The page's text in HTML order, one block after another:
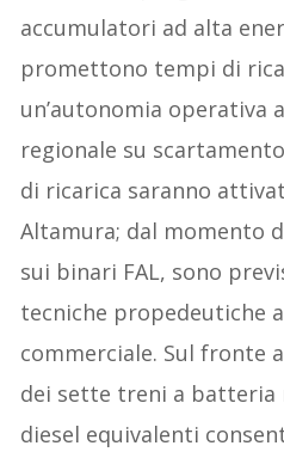
accumulatori ad alta
promettono tempi di
un’autonomia operativa
regionale su
di ricarica saranno
Altamura; dal momento
sui binari FAL, sono
tecniche propedeutiche
commerciale. Sul fronte
dei sette treni a batteria
diesel equivalenti